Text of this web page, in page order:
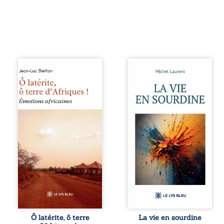
Ô latérite, ô terre
d’Afriques ! est un
poétique et
authentique aux
paysages, aux
émotions brutes
d’un continent en
entre traditions et
modernité. Des
souvenirs intimes
– la pluie à
Namoungou, le
baobab de
Zagtouli – aux
portraits
marquants –
Ô latérite, ô terre
Nina et Pierre se
très jeunes,
presque par
hasard, et se sont
aimés simplement,
persuadés que la
présence de
l’autre suffirait. Ils
mènent une
existence
modeste, rythmée
par le travail, la
fatigue et les
de la mère de
vivent, fragilise un
équilibre déjà
La vie en sourdine